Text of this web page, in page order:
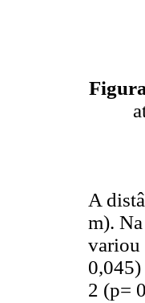
A
m).
variou
0,045)
2 (p=